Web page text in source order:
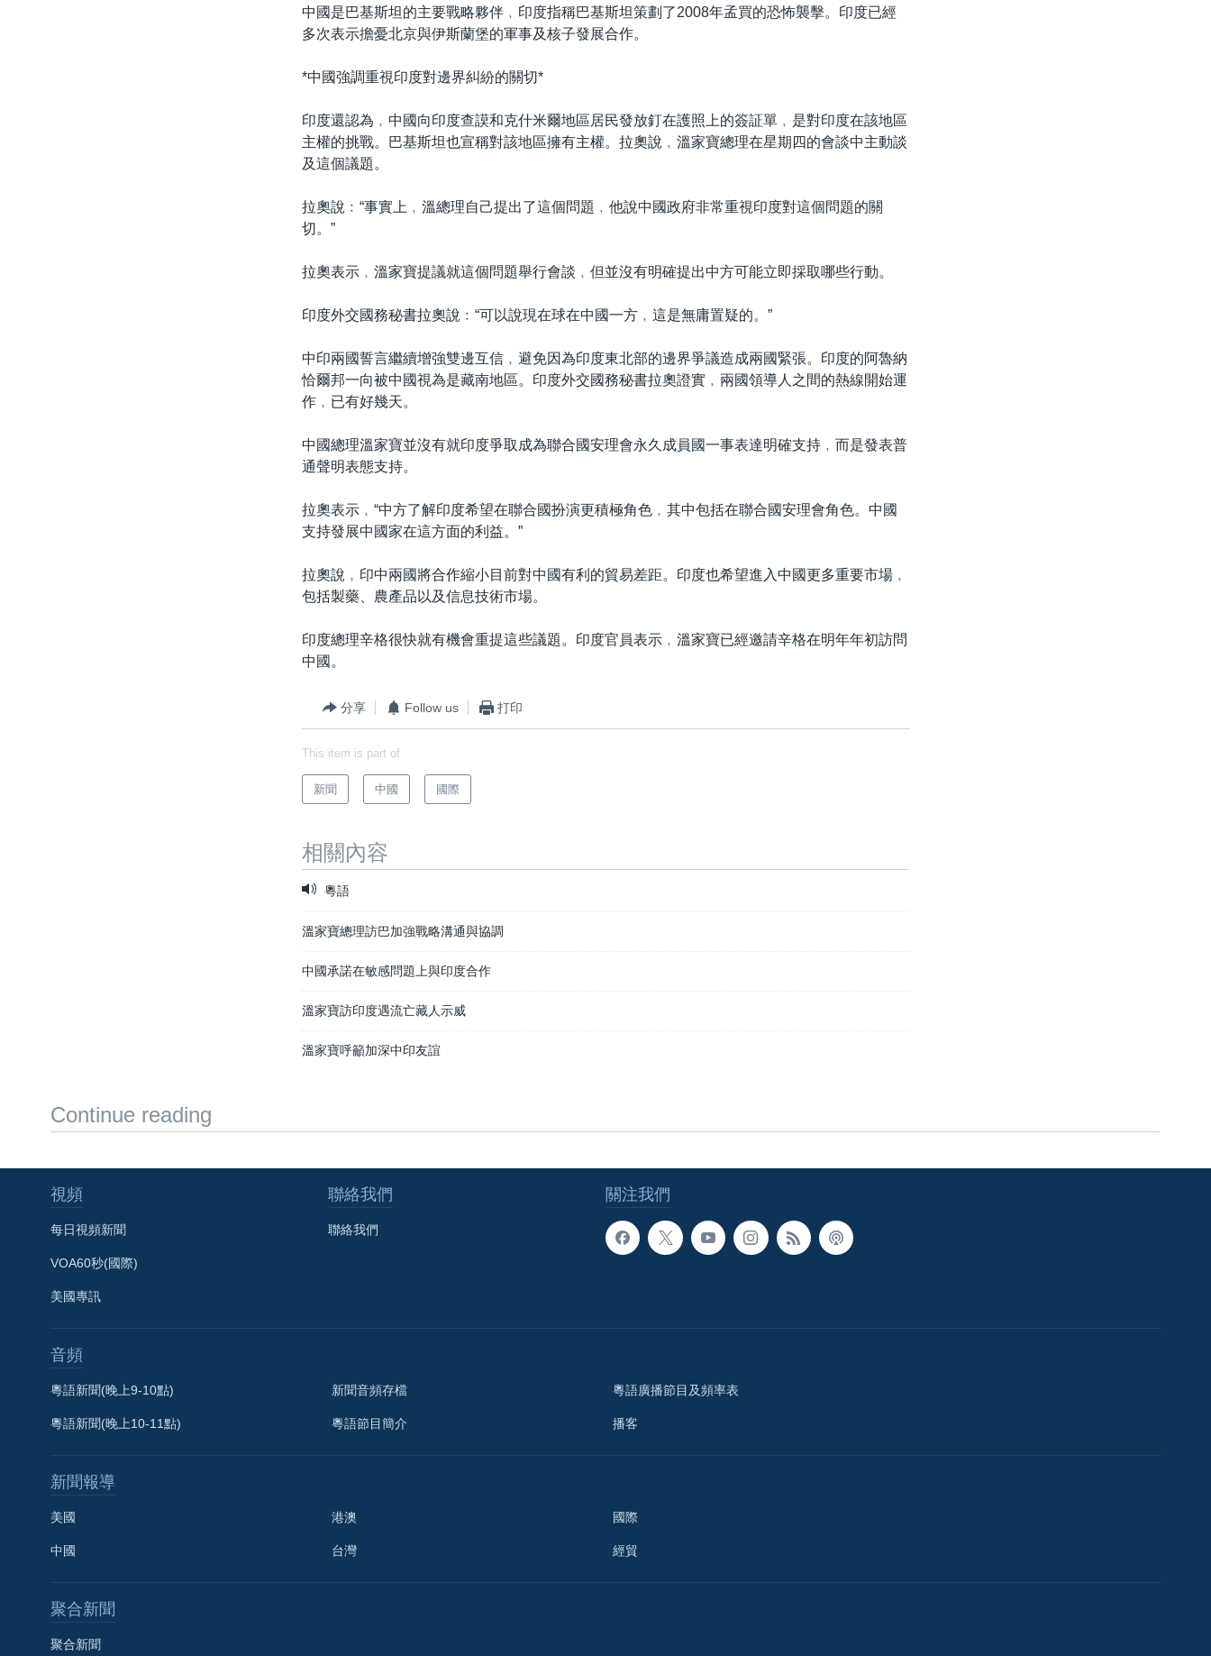
中國是巴基斯坦的主要戰略夥伴﹐印度指稱巴基斯坦策劃了2008年孟買的恐怖襲擊。印度已經
多次表示擔憂北京與伊斯蘭堡的軍事及核子發展合作。
*中國強調重視印度對邊界糾紛的關切*
印度還認為﹐中國向印度查謨和克什米爾地區居民發放釘在護照上的簽証單﹐是對印度在該地區
主權的挑戰。巴基斯坦也宣稱對該地區擁有主權。拉奧說﹐溫家寶總理在星期四的會談中主動談
及這個議題。
拉奧說﹕“事實上﹐溫總理自己提出了這個問題﹐他說中國政府非常重視印度對這個問題的關
切。”
拉奧表示﹐溫家寶提議就這個問題舉行會談﹐但並沒有明確提出中方可能立即採取哪些行動。
印度外交國務秘書拉奧說﹕“可以說現在球在中國一方﹐這是無庸置疑的。”
中印兩國誓言繼續增強雙邊互信﹐避免因為印度東北部的邊界爭議造成兩國緊張。印度的阿魯納
恰爾邦一向被中國視為是藏南地區。印度外交國務秘書拉奧證實﹐兩國領導人之間的熱線開始運
作﹐已有好幾天。
中國總理溫家寶並沒有就印度爭取成為聯合國安理會永久成員國一事表達明確支持﹐而是發表普
通聲明表態支持。
拉奧表示﹐“中方了解印度希望在聯合國扮演更積極角色﹐其中包括在聯合國安理會角色。中國
支持發展中國家在這方面的利益。”
拉奧說﹐印中兩國將合作縮小目前對中國有利的貿易差距。印度也希望進入中國更多重要市場﹐
包括製藥、農產品以及信息技術市場。
印度總理辛格很快就有機會重提這些議題。印度官員表示﹐溫家寶已經邀請辛格在明年年初訪問
中國。
分享 Follow us 打印
This item is part of
新聞 中國 國際
相關內容
粵語
溫家寶總理訪巴加強戰略溝通與協調
中國承諾在敏感問題上與印度合作
溫家寶訪印度遇流亡藏人示威
溫家寶呼籲加深中印友誼
Continue reading
關注我們
視頻
每日視頻新聞
VOA60秒(國際)
美國專訊
聯絡我們
聯絡我們
音頻
粵語新聞(晚上9-10點)
粵語新聞(晚上10-11點)
新聞音頻存檔
粵語節目簡介
粵語廣播節目及頻率表
播客
新聞報導
美國
中國
港澳
台灣
國際
經貿
聚合新聞
聚合新聞